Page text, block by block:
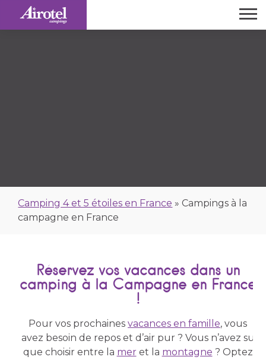
Camping 4 et 5 étoiles en France »Campings à la
campagne en France
Réservez vos vacances dans un
camping à la Campagne en France
!
Pour vos prochainesvacances en famille, vous
avez besoin de repos et d’air pur ? Vous n’avez su
que choisir entre la meret la montagne ? Optez